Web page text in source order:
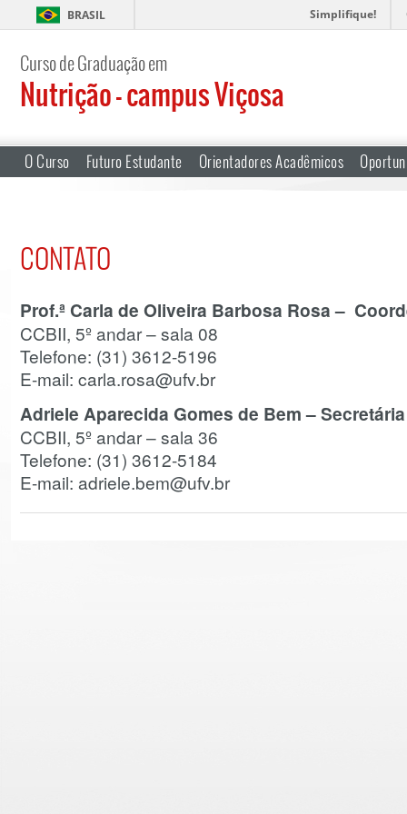
BRASIL Simplifique!
Curso de Graduação em
Nutrição – campus Viçosa
O Curso Futuro Estudante Orientadores Acadêmicos
CONTATO
Prof.ª Carla de Oliveira Barbosa Rosa –
CCBII, 5º andar – sala 08
Telefone: (31) 3612-5196
E-mail: carla.rosa@ufv.br
Adriele Aparecida Gomes de Bem – Secretária
CCBII, 5º andar – sala 36
Telefone: (31) 3612-5184
E-mail: adriele.bem@ufv.br